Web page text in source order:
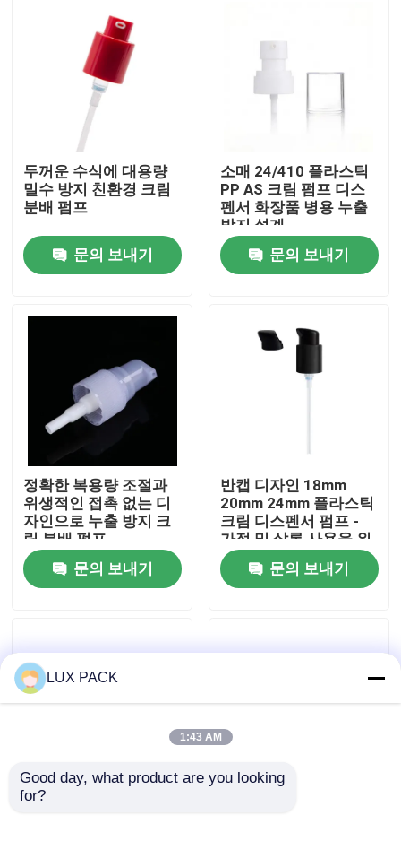
우리에 대하여
공장 여행
연락주세요
경우
두꺼운 수식에 대용량
밀수 방지 친환경 크림
분배 펌프
문의 보내기
소매 24/410 플라스틱
PP AS 크림 펌프 디스
펜서 화장품 병용 누출
방지 설계
문의 보내기
정확한 복용량 조절과
위생적인 접촉 없는 디
자인으로 누출 방지 크
림 분배 펌프
문의 보내기
반캡 디자인 18mm
20mm 24mm 플라스틱
크림 디스펜서 펌프 -
가정 및 살롱 사용을 위
한 누수 방지 화장품 펌
프
문의 보내기
누출 방지 내구성 사용
LUX PACK
1:43 AM
Good day, what product are you looking
for?